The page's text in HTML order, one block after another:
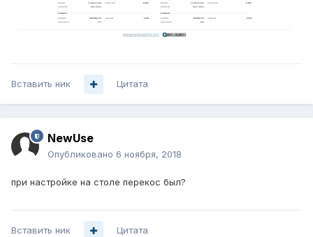
Вставить ник Цитата
NewUse
Опубликовано 6 ноября, 2018
при настройке на столе перекос был?
Вставить ник Цитата